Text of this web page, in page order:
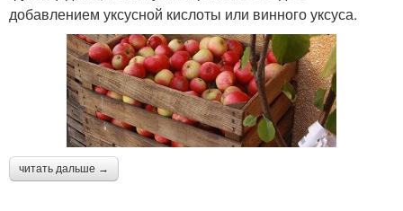
добавлением уксусной кислоты или винного уксуса.
читать дальше →